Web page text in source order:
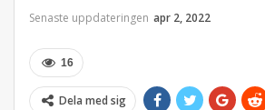
Senaste uppdateringen apr 2, 2022
16
Dela med sig